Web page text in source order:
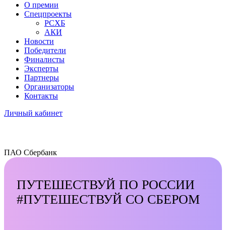
О премии
Спецпроекты
РСХБ
АКИ
Новости
Победители
Финалисты
Эксперты
Партнеры
Организаторы
Контакты
Личный кабинет
ПАО Сбербанк
ПУТЕШЕСТВУЙ ПО РОССИИ
#ПУТЕШЕСТВУЙ СО СБЕРОМ